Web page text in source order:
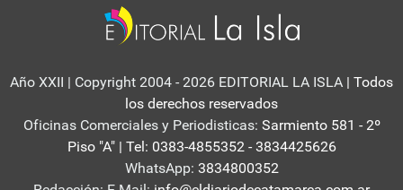
Año XXII | Copyright 2004 - 2026 EDITORIAL LA ISLA | Todos
los derechos reservados
Oficinas Comerciales y Periodisticas: Sarmiento 581 - 2º
Piso "A" | Tel: 0383-4855352 - 3834425626
WhatsApp: 3834800352